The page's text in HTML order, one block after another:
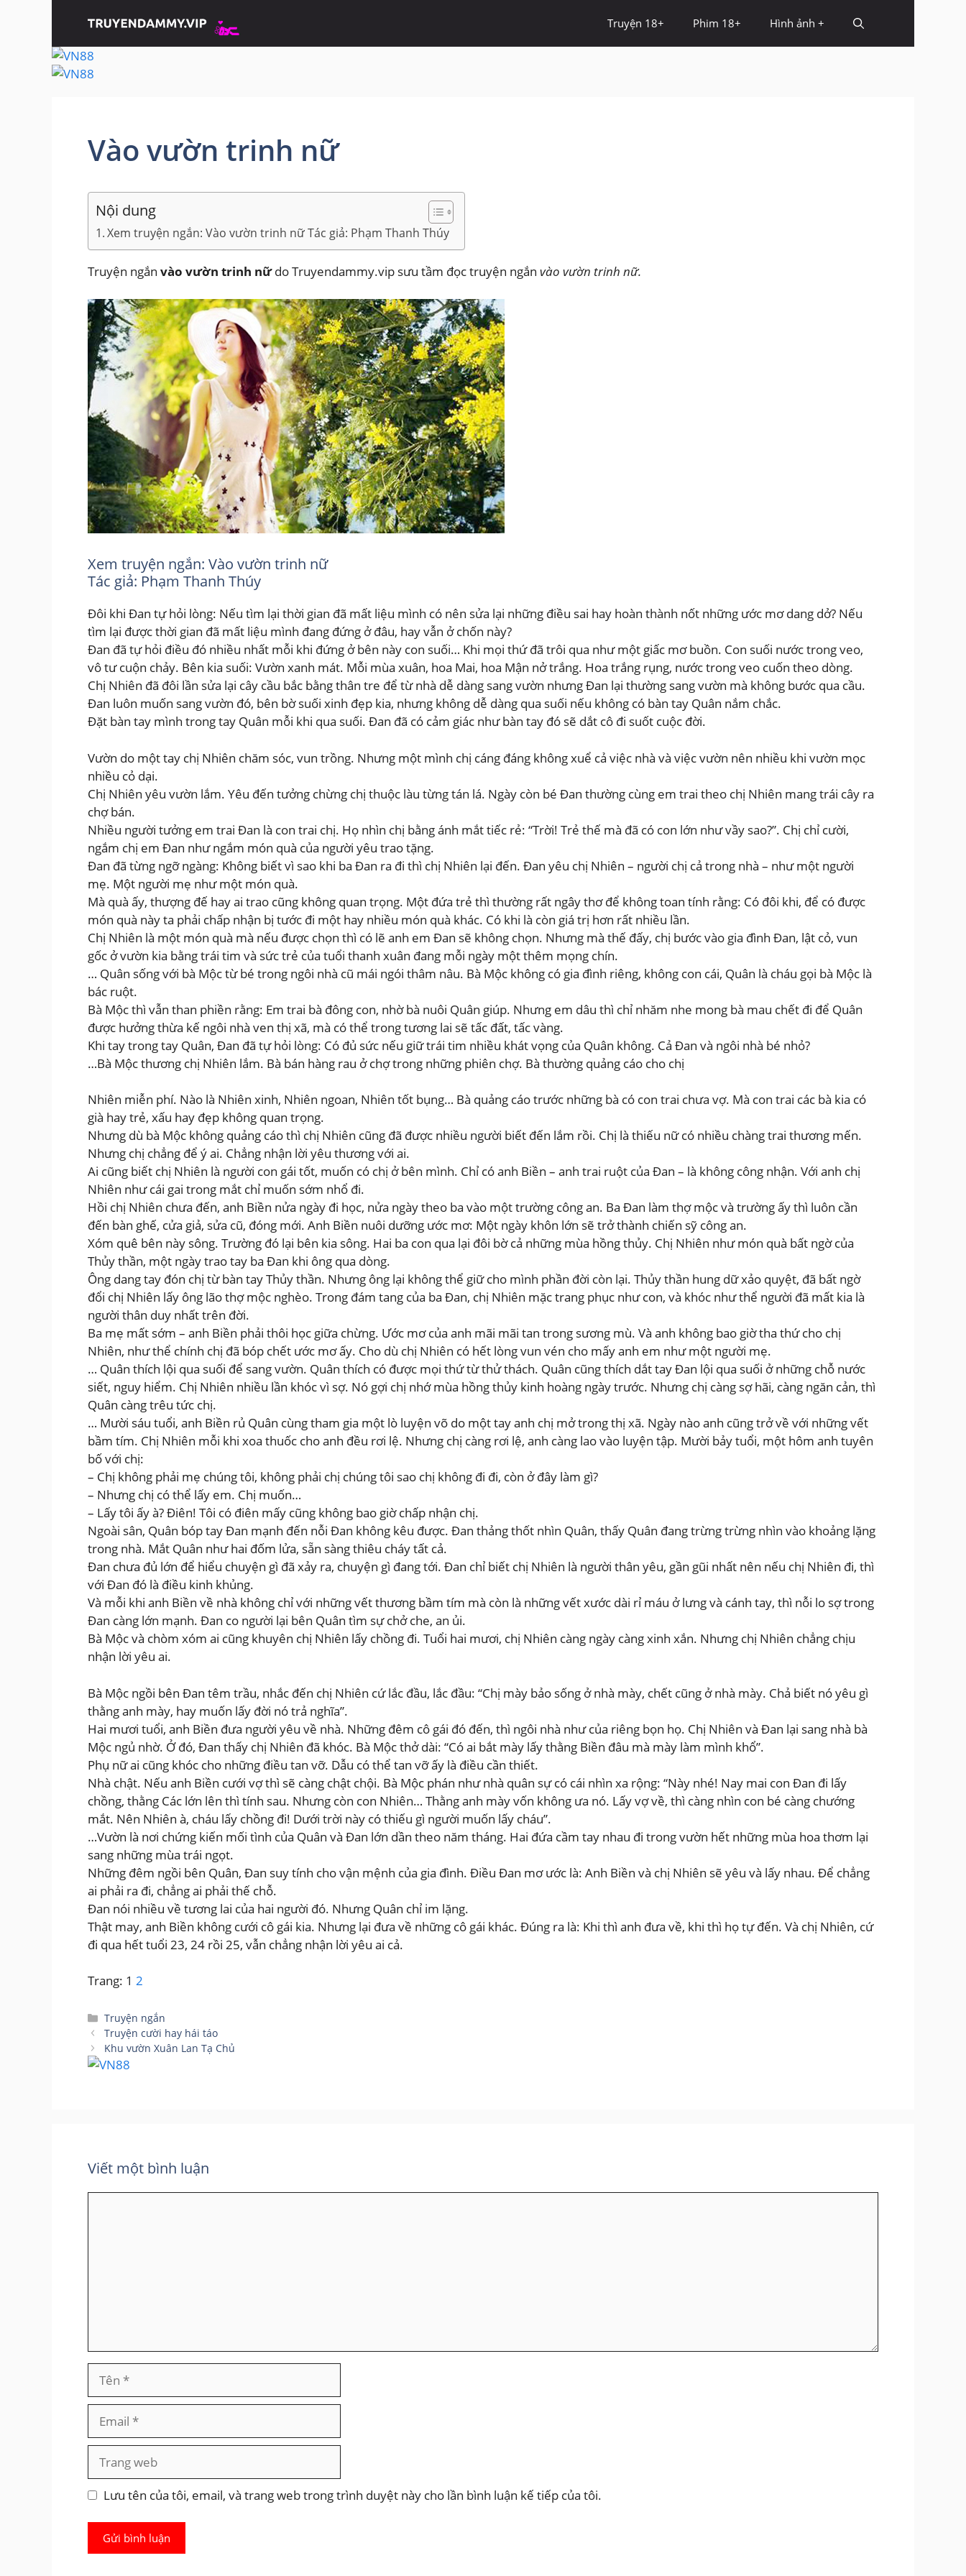
Truyện 18+ Phim 18+ Hình ảnh +
Vào vườn trinh nữ
Nội dung
Xem truyện ngắn: Vào vườn trinh nữ Tác giả: Phạm Thanh Thúy
Truyện ngắn vào vườn trinh nữdo Truyendammy.vip sưu tầm đọc truyện ngắn vào vườn trinh nữ.
Xem truyện ngắn: Vào vườn trinh nữ
Tác giả: Phạm Thanh Thúy
Đôi khi Đan tự hỏi lòng: Nếu tìm lại thời gian đã mất liệu mình có nên sửa lại những điều sai hay hoàn thành nốt những ước mơ dang dở? Nếu
tìm lại được thời gian đã mất liệu mình đang đứng ở đâu, hay vẫn ở chốn này?
Đan đã tự hỏi điều đó nhiều nhất mỗi khi đứng ở bên này con suối… Khi mọi thứ đã trôi qua như một giấc mơ buồn. Con suối nước trong veo,
vô tư cuộn chảy. Bên kia suối: Vườn xanh mát. Mỗi mùa xuân, hoa Mai, hoa Mận nở trắng. Hoa trắng rụng, nước trong veo cuốn theo dòng.
Chị Nhiên đã đôi lần sửa lại cây cầu bắc bằng thân tre để từ nhà dễ dàng sang vườn nhưng Đan lại thường sang vườn mà không bước qua cầu.
Đan luôn muốn sang vườn đó, bên bờ suối xinh đẹp kia, nhưng không dễ dàng qua suối nếu không có bàn tay Quân nắm chắc.
Đặt bàn tay mình trong tay Quân mỗi khi qua suối. Đan đã có cảm giác như bàn tay đó sẽ dắt cô đi suốt cuộc đời.
Vườn do một tay chị Nhiên chăm sóc, vun trồng. Nhưng một mình chị cáng đáng không xuể cả việc nhà và việc vườn nên nhiều khi vườn mọc
nhiều cỏ dại.
Chị Nhiên yêu vườn lắm. Yêu đến tưởng chừng chị thuộc làu từng tán lá. Ngày còn bé Đan thường cùng em trai theo chị Nhiên mang trái cây ra
chợ bán.
Nhiều người tưởng em trai Đan là con trai chị. Họ nhìn chị bằng ánh mắt tiếc rẻ: “Trời! Trẻ thế mà đã có con lớn như vầy sao?”. Chị chỉ cười,
ngắm chị em Đan như ngắm món quà của người yêu trao tặng.
Đan đã từng ngỡ ngàng: Không biết vì sao khi ba Đan ra đi thì chị Nhiên lại đến. Đan yêu chị Nhiên – người chị cả trong nhà – như một người
mẹ. Một người mẹ như một món quà.
Mà quà ấy, thượng đế hay ai trao cũng không quan trọng. Một đứa trẻ thì thường rất ngây thơ để không toan tính rằng: Có đôi khi, để có được
món quà này ta phải chấp nhận bị tước đi một hay nhiều món quà khác. Có khi là còn giá trị hơn rất nhiều lần.
Chị Nhiên là một món quà mà nếu được chọn thì có lẽ anh em Đan sẽ không chọn. Nhưng mà thế đấy, chị bước vào gia đình Đan, lật cỏ, vun
gốc ở vườn kia bằng trái tim và sức trẻ của tuổi thanh xuân đang mỗi ngày một thêm mọng chín.
… Quân sống với bà Mộc từ bé trong ngôi nhà cũ mái ngói thâm nâu. Bà Mộc không có gia đình riêng, không con cái, Quân là cháu gọi bà Mộc là
bác ruột.
Bà Mộc thì vẫn than phiền rằng: Em trai bà đông con, nhờ bà nuôi Quân giúp. Nhưng em dâu thì chỉ nhăm nhe mong bà mau chết đi để Quân
được hưởng thừa kế ngôi nhà ven thị xã, mà có thể trong tương lai sẽ tấc đất, tấc vàng.
Khi tay trong tay Quân, Đan đã tự hỏi lòng: Có đủ sức nếu giữ trái tim nhiều khát vọng của Quân không. Cả Đan và ngôi nhà bé nhỏ?
…Bà Mộc thương chị Nhiên lắm. Bà bán hàng rau ở chợ trong những phiên chợ. Bà thường quảng cáo cho chị
Nhiên miễn phí. Nào là Nhiên xinh, Nhiên ngoan, Nhiên tốt bụng… Bà quảng cáo trước những bà có con trai chưa vợ. Mà con trai các bà kia có
già hay trẻ, xấu hay đẹp không quan trọng.
Nhưng dù bà Mộc không quảng cáo thì chị Nhiên cũng đã được nhiều người biết đến lắm rồi. Chị là thiếu nữ có nhiều chàng trai thương mến.
Nhưng chị chẳng để ý ai. Chẳng nhận lời yêu thương với ai.
Ai cũng biết chị Nhiên là người con gái tốt, muốn có chị ở bên mình. Chỉ có anh Biền – anh trai ruột của Đan – là không công nhận. Với anh chị
Nhiên như cái gai trong mắt chỉ muốn sớm nhổ đi.
Hồi chị Nhiên chưa đến, anh Biền nửa ngày đi học, nửa ngày theo ba vào một trường công an. Ba Đan làm thợ mộc và trường ấy thì luôn cần
đến bàn ghế, cửa giả, sửa cũ, đóng mới. Anh Biền nuôi dưỡng ước mơ: Một ngày khôn lớn sẽ trở thành chiến sỹ công an.
Xóm quê bên này sông. Trường đó lại bên kia sông. Hai ba con qua lại đôi bờ cả những mùa hồng thủy. Chị Nhiên như món quà bất ngờ của
Thủy thần, một ngày trao tay ba Đan khi ông qua dòng.
Ông dang tay đón chị từ bàn tay Thủy thần. Nhưng ông lại không thể giữ cho mình phần đời còn lại. Thủy thần hung dữ xảo quyệt, đã bất ngờ
đổi chị Nhiên lấy ông lão thợ mộc nghèo. Trong đám tang của ba Đan, chị Nhiên mặc trang phục như con, và khóc như thể người đã mất kia là
người thân duy nhất trên đời.
Ba mẹ mất sớm – anh Biền phải thôi học giữa chừng. Ước mơ của anh mãi mãi tan trong sương mù. Và anh không bao giờ tha thứ cho chị
Nhiên, như thể chính chị đã bóp chết ước mơ ấy. Cho dù chị Nhiên có hết lòng vun vén cho mấy anh em như một người mẹ.
… Quân thích lội qua suối để sang vườn. Quân thích có được mọi thứ từ thử thách. Quân cũng thích dắt tay Đan lội qua suối ở những chỗ nước
siết, nguy hiểm. Chị Nhiên nhiều lần khóc vì sợ. Nó gợi chị nhớ mùa hồng thủy kinh hoàng ngày trước. Nhưng chị càng sợ hãi, càng ngăn cản, thì
Quân càng trêu tức chị.
… Mười sáu tuổi, anh Biền rủ Quân cùng tham gia một lò luyện võ do một tay anh chị mở trong thị xã. Ngày nào anh cũng trở về với những vết
bầm tím. Chị Nhiên mỗi khi xoa thuốc cho anh đều rơi lệ. Nhưng chị càng rơi lệ, anh càng lao vào luyện tập. Mười bảy tuổi, một hôm anh tuyên
bố với chị:
– Chị không phải mẹ chúng tôi, không phải chị chúng tôi sao chị không đi đi, còn ở đây làm gì?
– Nhưng chị có thể lấy em. Chị muốn…
– Lấy tôi ấy à? Điên! Tôi có điên mấy cũng không bao giờ chấp nhận chị.
Ngoài sân, Quân bóp tay Đan mạnh đến nỗi Đan không kêu được. Đan thảng thốt nhìn Quân, thấy Quân đang trừng trừng nhìn vào khoảng lặng
trong nhà. Mắt Quân như hai đốm lửa, sẵn sàng thiêu cháy tất cả.
Đan chưa đủ lớn để hiểu chuyện gì đã xảy ra, chuyện gì đang tới. Đan chỉ biết chị Nhiên là người thân yêu, gần gũi nhất nên nếu chị Nhiên đi, thì
với Đan đó là điều kinh khủng.
Và mỗi khi anh Biền về nhà không chỉ với những vết thương bầm tím mà còn là những vết xước dài rỉ máu ở lưng và cánh tay, thì nỗi lo sợ trong
Đan càng lớn mạnh. Đan co người lại bên Quân tìm sự chở che, an ủi.
Bà Mộc và chòm xóm ai cũng khuyên chị Nhiên lấy chồng đi. Tuổi hai mươi, chị Nhiên càng ngày càng xinh xắn. Nhưng chị Nhiên chẳng chịu
nhận lời yêu ai.
Bà Mộc ngồi bên Đan têm trầu, nhắc đến chị Nhiên cứ lắc đầu, lắc đầu: “Chị mày bảo sống ở nhà mày, chết cũng ở nhà mày. Chả biết nó yêu gì
thằng anh mày, hay muốn lấy đời nó trả nghĩa”.
Hai mươi tuổi, anh Biền đưa người yêu về nhà. Những đêm cô gái đó đến, thì ngôi nhà như của riêng bọn họ. Chị Nhiên và Đan lại sang nhà bà
Mộc ngủ nhờ. Ở đó, Đan thấy chị Nhiên đã khóc. Bà Mộc thở dài: “Có ai bắt mày lấy thằng Biền đâu mà mày làm mình khổ”.
Phụ nữ ai cũng khóc cho những điều tan vỡ. Dẫu có thể tan vỡ ấy là điều cần thiết.
Nhà chật. Nếu anh Biền cưới vợ thì sẽ càng chật chội. Bà Mộc phán như nhà quân sự có cái nhìn xa rộng: “Này nhé! Nay mai con Đan đi lấy
chồng, thằng Các lớn lên thì tính sau. Nhưng còn con Nhiên… Thằng anh mày vốn không ưa nó. Lấy vợ về, thì càng nhìn con bé càng chướng
mắt. Nên Nhiên à, cháu lấy chồng đi! Dưới trời này có thiếu gì người muốn lấy cháu”.
…Vườn là nơi chứng kiến mối tình của Quân và Đan lớn dần theo năm tháng. Hai đứa cầm tay nhau đi trong vườn hết những mùa hoa thơm lại
sang những mùa trái ngọt.
Những đêm ngồi bên Quân, Đan suy tính cho vận mệnh của gia đình. Điều Đan mơ ước là: Anh Biền và chị Nhiên sẽ yêu và lấy nhau. Để chẳng
ai phải ra đi, chẳng ai phải thế chỗ.
Đan nói nhiều về tương lai của hai người đó. Nhưng Quân chỉ im lặng.
Thật may, anh Biền không cưới cô gái kia. Nhưng lại đưa về những cô gái khác. Đúng ra là: Khi thì anh đưa về, khi thì họ tự đến. Và chị Nhiên, cứ
đi qua hết tuổi 23, 24 rồi 25, vẫn chẳng nhận lời yêu ai cả.
Trang: 1 2
Danh
mục
Truyện ngắn
Truyện cười hay hái táo
Khu vườn Xuân Lan Tạ Chủ
Viết một bình luận
web
Lưu tên của tôi, email, và trang web trong trình duyệt này cho lần bình luận kế tiếp của tôi.